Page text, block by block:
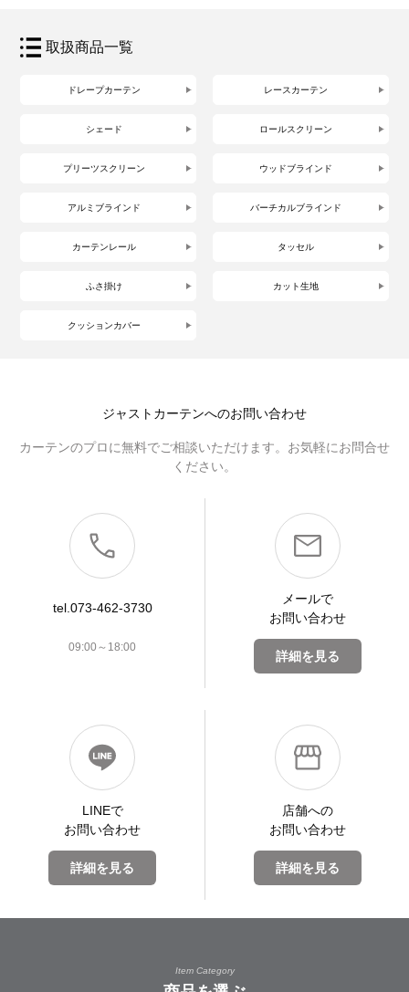
取扱商品一覧
ドレープカーテン レースカーテン
シェード ロールスクリーン
プリーツスクリーン ウッドブラインド
アルミブラインド バーチカルブラインド
カーテンレール タッセル
ふさ掛け カット生地
クッションカバー
ジャストカーテンへのお問い合わせ
カーテンのプロに無料でご相談いただけます。お気軽にお問合せ
ください。
tel.073-462-3730
09:00～18:00
メールで
お問い合わせ
詳細を見る
LINEで
お問い合わせ
詳細を見る
店舗への
お問い合わせ
詳細を見る
Item Category